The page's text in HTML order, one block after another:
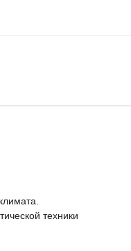
техники